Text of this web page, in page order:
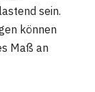
sein.
können
Maß an